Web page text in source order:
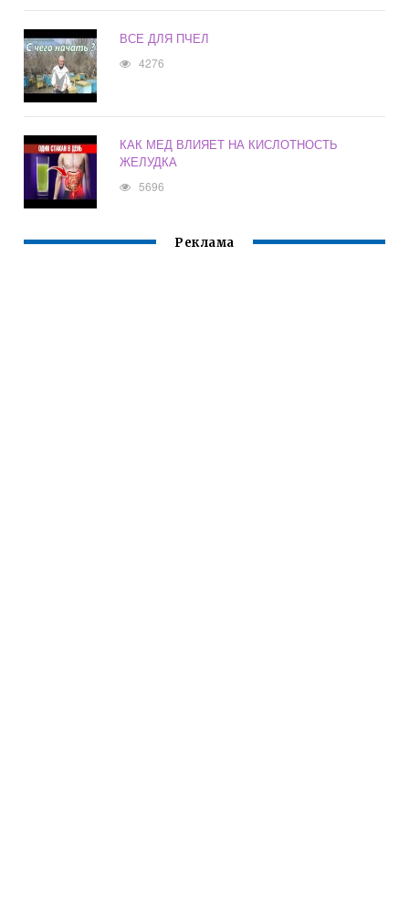
ВСЕ ДЛЯ ПЧЕЛ
4276
КАК МЕД ВЛИЯЕТ НА КИСЛОТНОСТЬ
ЖЕЛУДКА
5696
Реклама